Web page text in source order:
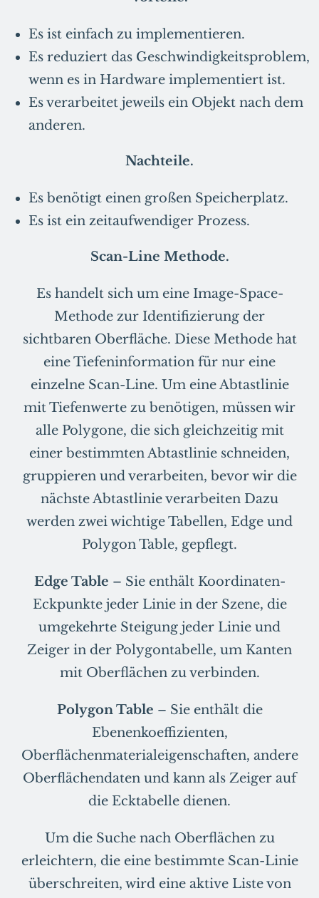
Es ist einfach zu implementieren.
Es reduziert das Geschwindigkeitsproblem,
wenn es in Hardware implementiert ist.
Es verarbeitet jeweils ein Objekt nach dem
anderen.
Nachteile.
Es benötigt einen großen Speicherplatz.
Es ist ein zeitaufwendiger Prozess.
Scan-Line Methode.
Es handelt sich um eine Image-Space-
Methode zur Identifizierung der
sichtbaren Oberfläche. Diese Methode hat
eine Tiefeninformation für nur eine
einzelne Scan-Line. Um eine Abtastlinie
mit Tiefenwerte zu benötigen, müssen wir
alle Polygone, die sich gleichzeitig mit
einer bestimmten Abtastlinie schneiden,
gruppieren und verarbeiten, bevor wir die
nächste Abtastlinie verarbeiten Dazu
werden zwei wichtige Tabellen, Edge und
Polygon Table, gepflegt.
Edge Table – Sie enthält Koordinaten-
Eckpunkte jeder Linie in der Szene, die
umgekehrte Steigung jeder Linie und
Zeiger in der Polygontabelle, um Kanten
mit Oberflächen zu verbinden.
Polygon Table – Sie enthält die
Ebenenkoeffizienten,
Oberflächenmaterialeigenschaften, andere
Oberflächendaten und kann als Zeiger auf
die Ecktabelle dienen.
Um die Suche nach Oberflächen zu
erleichtern, die eine bestimmte Scan-Linie
überschreiten, wird eine aktive Liste von